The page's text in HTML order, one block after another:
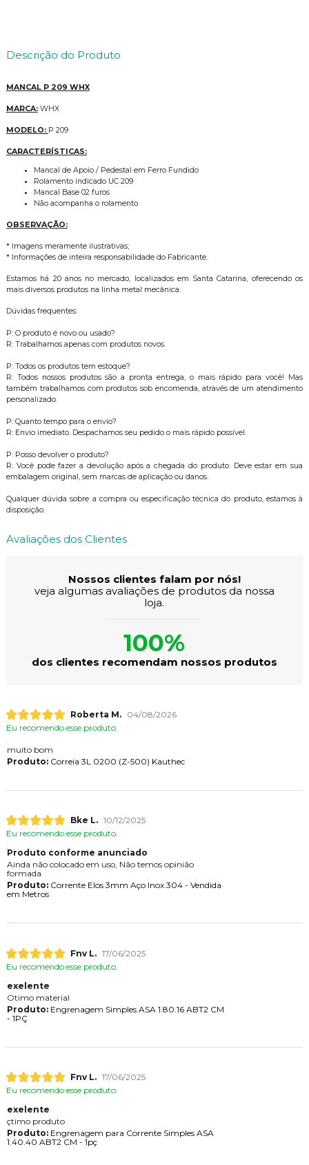
Descrição do Produto
MANCAL P 209 WHX
MARCA:WHX
MODELO: P 209
CARACTERÍSTICAS:
Mancal de Apoio / Pedestal em Ferro Fundido
Rolamento indicado UC 209
Mancal Base 02 furos
Não acompanha o rolamento
OBSERVAÇÃO:
* Imagens meramente ilustrativas;
* Informações de inteira responsabilidade do Fabricante.
Estamos há 20 anos no mercado, localizados em Santa Catarina, oferecendo os
mais diversos produtos na linha metal mecânica.
Dúvidas frequentes:
P: O produto é novo ou usado?
R: Trabalhamos apenas com produtos novos.
P: Todos os produtos tem estoque?
R: Todos nossos produtos são a pronta entrega, o mais rápido para você! Mas
também trabalhamos com produtos sob encomenda, através de um atendimento
personalizado.
P: Quanto tempo para o envio?
R: Envio imediato. Despachamos seu pedido o mais rápido possível.
P: Posso devolver o produto?
R: Você pode fazer a devolução após a chegada do produto. Deve estar em sua
embalagem original, sem marcas de aplicação ou danos.
Qualquer dúvida sobre a compra ou especificação técnica do produto, estamos à
disposição.
Avaliações dos Clientes
Nossos clientes falam por nós!
veja algumas avaliações de produtos da nossa
loja.
100%
dos clientes recomendam nossos produtos
Roberta M.
04/08/2026
Eu recomendo esse produto.
muito bom
Produto:Correia 3L 0200 (Z-500) Kauthec
Bke L. 10/12/2025
Eu recomendo esse produto.
Produto conforme anunciado
Ainda não colocado em uso, Não temos opinião
formada
Produto:Corrente Elos 3mm Aço Inox 304 - Vendida
em Metros
Fnv L. 17/06/2025
Eu recomendo esse produto.
exelente
Otimo material
Produto:Engrenagem Simples ASA 1.80.16 ABT2 CM
- 1PÇ
Fnv L. 17/06/2025
Eu recomendo esse produto.
exelente
çtimo produto
Produto:Engrenagem para Corrente Simples ASA
1.40.40 ABT2 CM - 1pç